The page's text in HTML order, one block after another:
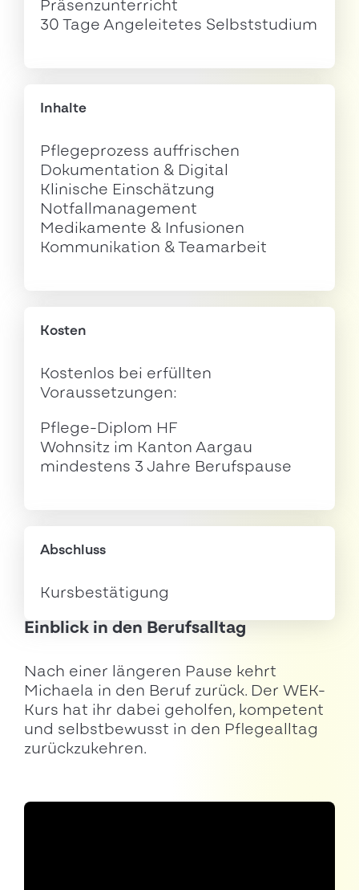
Präsenzunterricht
30 Tage Angeleitetes Selbststudium
Inhalte
Pflegeprozess auffrischen
Dokumentation & Digital
Klinische Einschätzung
Notfallmanagement
Medikamente & Infusionen
Kommunikation & Teamarbeit
Kosten
Kostenlos bei erfüllten
Voraussetzungen:
Pflege-Diplom HF
Wohnsitz im Kanton Aargau
mindestens 3 Jahre Berufspause
Abschluss
Kursbestätigung
Einblick in den Berufsalltag
Nach einer längeren Pause kehrt
Michaela in den Beruf zurück. Der WEK-
Kurs hat ihr dabei geholfen, kompetent
und selbstbewusst in den Pflegealltag
zurückzukehren.